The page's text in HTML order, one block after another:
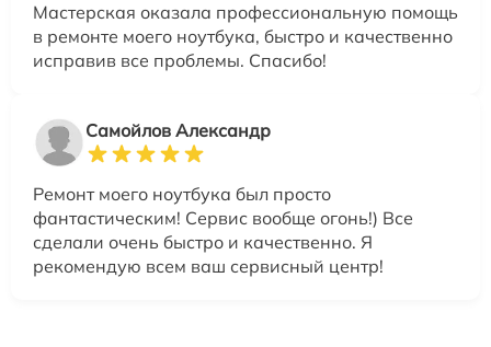
Мастерская оказала профессиональную помощь
в ремонте моего ноутбука, быстро и качественно
исправив все проблемы. Спасибо!
Самойлов Александр
Ремонт моего ноутбука был просто
фантастическим! Сервис вообще огонь!) Все
сделали очень быстро и качественно. Я
рекомендую всем ваш сервисный центр!